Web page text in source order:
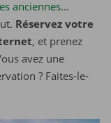
anciennes…
Réservez votre
, et prenez
avez une
? Faites-le-